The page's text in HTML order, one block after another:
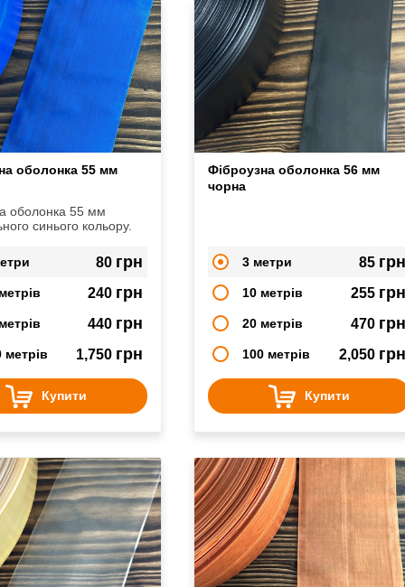
оболонка 55 мм
оболонка 55 мм
синього кольору.
80 грн
240 грн
440 грн
метрів 1,750 грн
Купити
Фіброузна оболонка 56 мм
чорна
3 метри 85 грн
10 метрів 255 грн
20 метрів 470 грн
100 метрів 2,050 грн
Купити